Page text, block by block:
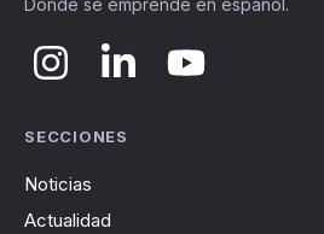
SECCIONES
Noticias
Actualidad